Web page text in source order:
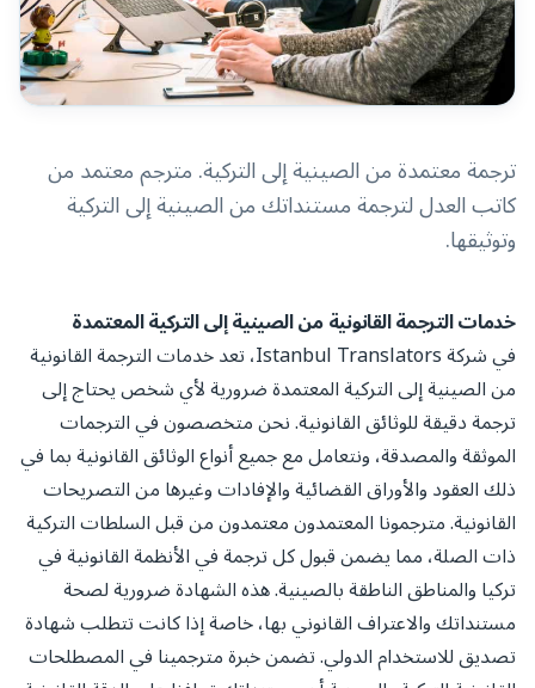
ترجمة معتمدة من الصينية إلى التركية. مترجم معتمد من
كاتب العدل لترجمة مستنداتك من الصينية إلى التركية
وتوثيقها.
خدمات الترجمة القانونية من الصينية إلى التركية المعتمدة
في شركة Istanbul Translators، تعد خدمات الترجمة القانونية
من الصينية إلى التركية المعتمدة ضرورية لأي شخص يحتاج إلى
ترجمة دقيقة للوثائق القانونية. نحن متخصصون في الترجمات
الموثقة والمصدقة، ونتعامل مع جميع أنواع الوثائق القانونية بما في
ذلك العقود والأوراق القضائية والإفادات وغيرها من التصريحات
القانونية. مترجمونا المعتمدون معتمدون من قبل السلطات التركية
ذات الصلة، مما يضمن قبول كل ترجمة في الأنظمة القانونية في
تركيا والمناطق الناطقة بالصينية. هذه الشهادة ضرورية لصحة
مستنداتك والاعتراف القانوني بها، خاصة إذا كانت تتطلب شهادة
تصديق للاستخدام الدولي. تضمن خبرة مترجمينا في المصطلحات